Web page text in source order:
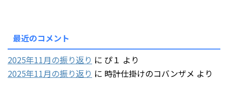
最近のコメント
2025年11月の振り返り に ぴ１ より
2025年11月の振り返り に 時計仕掛けのコバンザメ より